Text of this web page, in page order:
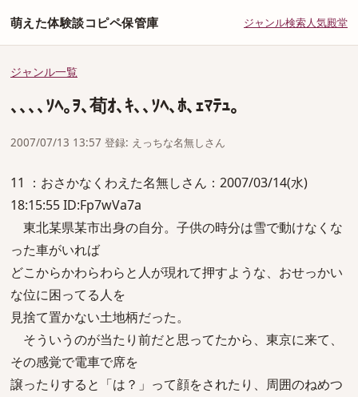
萌えた体験談コピペ保管庫 ジャンル検索人気殿堂
ジャンル一覧
､､､､ｿﾍ｡ｦ､荀ｵ､ｷ､､ｿﾍ､ﾎ､ｪﾏﾃｭ｡
2007/07/13 13:57 登録: えっちな名無しさん
11 ：おさかなくわえた名無しさん：2007/03/14(水)
18:15:55 ID:Fp7wVa7a
東北某県某市出身の自分。子供の時分は雪で動けなくな
った車がいれば
どこからかわらわらと人が現れて押すような、おせっかい
な位に困ってる人を
見捨て置かない土地柄だった。
そういうのが当たり前だと思ってたから、東京に来て、
その感覚で電車で席を
譲ったりすると「は？」って顔をされたり、周囲のねめつ